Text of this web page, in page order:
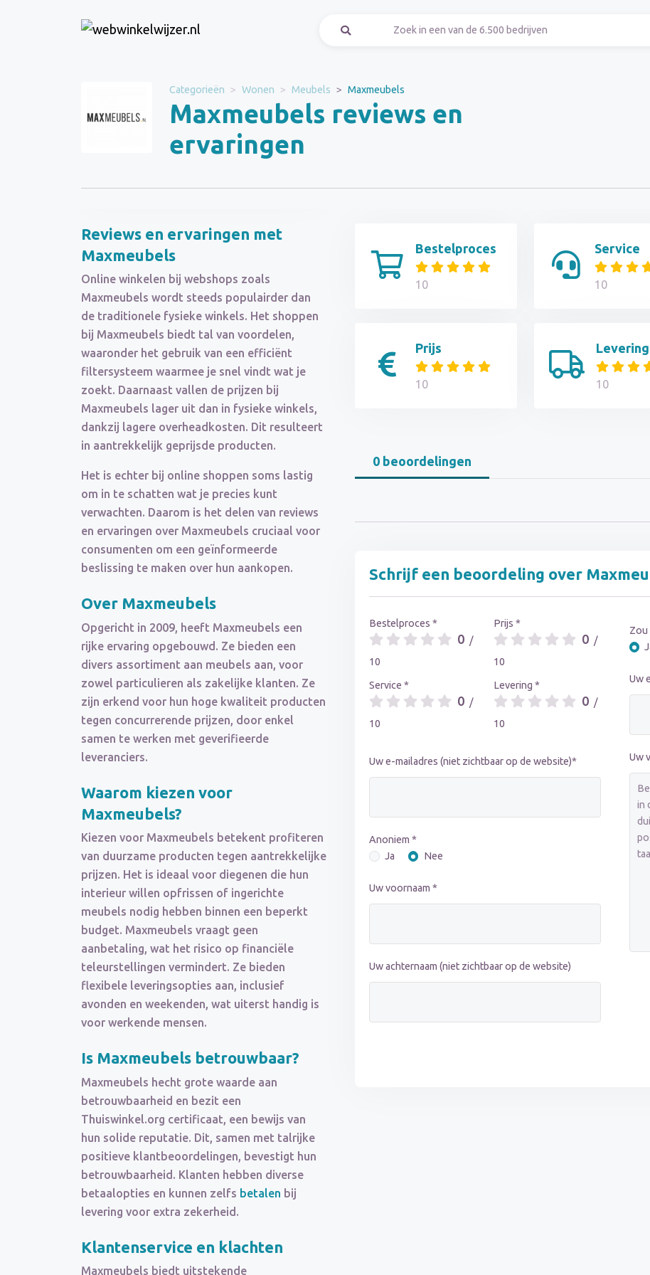
Categorieën Wonen Meubels Maxmeubels
Maxmeubels reviews en
ervaringen
Maxmeubels
Categorie
Wonen
Reviews en ervaringen met
Maxmeubels
Online winkelen bij webshops zoals
Maxmeubels wordt steeds populairder dan
de traditionele fysieke winkels. Het shoppen
bij Maxmeubels biedt tal van voordelen,
waaronder het gebruik van een efficiënt
filtersysteem waarmee je snel vindt wat je
zoekt. Daarnaast vallen de prijzen bij
Maxmeubels lager uit dan in fysieke winkels,
dankzij lagere overheadkosten. Dit resulteert
in aantrekkelijk geprijsde producten.
Het is echter bij online shoppen soms lastig
om in te schatten wat je precies kunt
verwachten. Daarom is het delen van reviews
en ervaringen over Maxmeubels cruciaal voor
consumenten om een geïnformeerde
beslissing te maken over hun aankopen.
Over Maxmeubels
Opgericht in 2009, heeft Maxmeubels een
rijke ervaring opgebouwd. Ze bieden een
divers assortiment aan meubels aan, voor
zowel particulieren als zakelijke klanten. Ze
zijn erkend voor hun hoge kwaliteit producten
tegen concurrerende prijzen, door enkel
samen te werken met geverifieerde
leveranciers.
Waarom kiezen voor
Maxmeubels?
Kiezen voor Maxmeubels betekent profiteren
van duurzame producten tegen aantrekkelijke
prijzen. Het is ideaal voor diegenen die hun
interieur willen opfrissen of ingerichte
meubels nodig hebben binnen een beperkt
budget. Maxmeubels vraagt geen
aanbetaling, wat het risico op financiële
teleurstellingen vermindert. Ze bieden
flexibele leveringsopties aan, inclusief
avonden en weekenden, wat uiterst handig is
voor werkende mensen.
Is Maxmeubels betrouwbaar?
Maxmeubels hecht grote waarde aan
betrouwbaarheid en bezit een
Thuiswinkel.org certificaat, een bewijs van
hun solide reputatie. Dit, samen met talrijke
positieve klantbeoordelingen, bevestigt hun
betrouwbaarheid. Klanten hebben diverse
betaalopties en kunnen zelfs betalen bij
levering voor extra zekerheid.
Klantenservice en klachten
Maxmeubels biedt uitstekende
Bestelproces
10
Prijs
10
Service
10
Levering
10
0 beoordelingen
Schrijf een beoordeling over
Bestelproces *
0 /
10
Service *
0 /
10
Prijs *
0 /
10
Levering *
0 /
10
Uw e-mailadres (niet zichtbaar op de website)*
Anoniem *
Ja
Nee
Uw voornaam *
Uw achternaam (niet zichtbaar op de website)
Zou
Uw
Uw